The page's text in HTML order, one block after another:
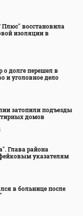
Плюс" восстановила
изоляции в
о долге перешел в
и уголовное дело
затопили подъезды
домов
Глава района
указателям
в больнице после